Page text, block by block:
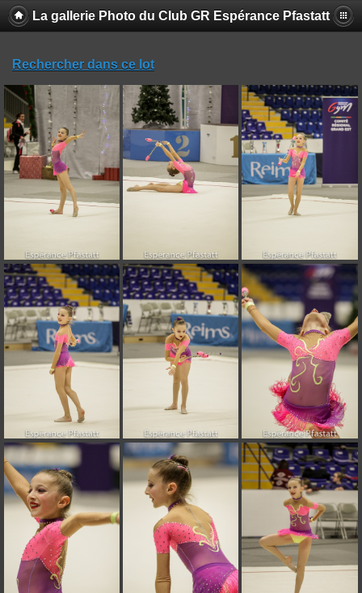
La gallerie Photo du Club GR Espérance Pfastatt
Rechercher dans ce lot